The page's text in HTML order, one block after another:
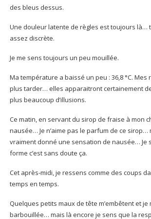
des bleus dessus.
Une douleur latente de règles est toujours là…
assez discrète.
Je me sens toujours un peu mouillée.
Ma température a baissé un peu : 36,8 °C.
plus tarder… elles apparaitront certainement
plus beaucoup d’illusions.
Ce matin, en servant du sirop de fraise à mon
nausée… Je n’aime pas le parfum de ce sirop…
vraiment donné une sensation de nausée… Je
forme c’est sans doute ça.
Cet après-midi, je ressens comme des coups
temps en temps.
Quelques petits maux de tête m’embêtent et je
barbouillée… mais là encore je sens que la